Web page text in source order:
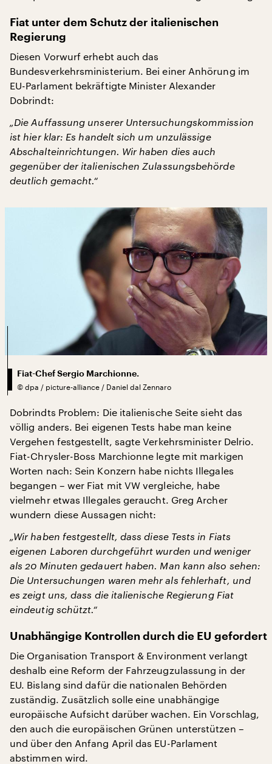
Fiat unter dem Schutz der italienischen
Regierung
Diesen Vorwurf erhebt auch das
Bundesverkehrsministerium. Bei einer Anhörung im
EU-Parlament bekräftigte Minister Alexander
Dobrindt:
„Die Auffassung unserer Untersuchungskommission
ist hier klar: Es handelt sich um unzulässige
Abschalteinrichtungen. Wir haben dies auch
gegenüber der italienischen Zulassungsbehörde
deutlich gemacht.“
Fiat-Chef Sergio Marchionne.
© dpa / picture-alliance / Daniel dal Zennaro
Dobrindts Problem: Die italienische Seite sieht das
völlig anders. Bei eigenen Tests habe man keine
Vergehen festgestellt, sagte Verkehrsminister Delrio.
Fiat-Chrysler-Boss Marchionne legte mit markigen
Worten nach: Sein Konzern habe nichts Illegales
begangen – wer Fiat mit VW vergleiche, habe
vielmehr etwas Illegales geraucht. Greg Archer
wundern diese Aussagen nicht:
„Wir haben festgestellt, dass diese Tests in Fiats
eigenen Laboren durchgeführt wurden und weniger
als 20 Minuten gedauert haben. Man kann also sehen:
Die Untersuchungen waren mehr als fehlerhaft, und
es zeigt uns, dass die italienische Regierung Fiat
eindeutig schützt.“
Unabhängige Kontrollen durch die EU gefordert
Die Organisation Transport & Environment verlangt
deshalb eine Reform der Fahrzeugzulassung in der
EU. Bislang sind dafür die nationalen Behörden
zuständig. Zusätzlich solle eine unabhängige
europäische Aufsicht darüber wachen. Ein Vorschlag,
den auch die europäischen Grünen unterstützen –
und über den Anfang April das EU-Parlament
abstimmen wird.